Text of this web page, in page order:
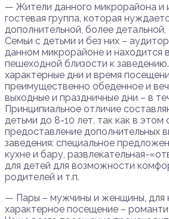
— Жители данного микрорайона и
гостевая группа, которая
дополнительной, более детальной,
Семьи с детьми и без них –
данном микрорайоне и находится
пешеходной близости к
характерные дни и время
преимущественно обеденное и
выходные и праздничные дни – в
Принципиальное отличие
детьми до 8-10 лет, так как в этом
предоставление дополнительных
заведения: специальное
кухне и бару, развлекательная-
для детей для возможности
родителей и т.п.
— Пары – мужчины и женщины, для
характерное посещение –